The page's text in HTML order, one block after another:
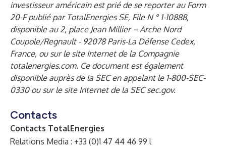
investisseur américain est prié de se reporter au Form
20-F publié par TotalEnergies SE, File N ° 1-10888,
disponible au 2, place Jean Millier – Arche Nord
Coupole/Regnault - 92078 Paris-La Défense Cedex,
France, ou sur le site Internet de la Compagnie
totalenergies.com. Ce document est également
disponible auprès de la SEC en appelant le 1-800-SEC-
0330 ou sur le site Internet de la SECsec.gov.
Contacts
Contacts TotalEnergies
Relations Media : +33 (0)1 47 44 46 99 l